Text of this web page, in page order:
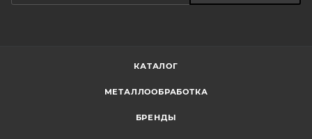
КАТАЛОГ
МЕТАЛЛООБРАБОТКА
БРЕНДЫ